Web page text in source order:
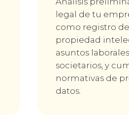
legal de tu
como registro de
propiedad
asuntos
societarios, y
normativas de
datos.